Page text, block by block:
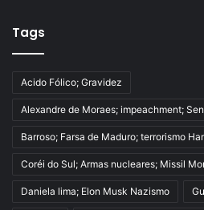
Tags
Acido Fólico; Gravidez
Alexandre de Moraes; impeachment;
Barroso; Farsa de Maduro; terrorismo
Coréi do Sul; Armas nucleares; Missil
Daniela lima; Elon Musk Nazismo